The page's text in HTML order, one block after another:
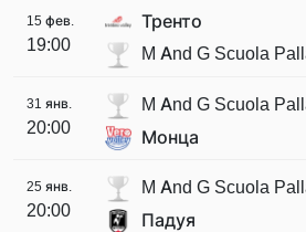
15 фев.
19:00
Тренто
M And G Scuola
31 янв.
20:00
M And G Scuola
Монца
25 янв.
20:00
M And G Scuola
Падуя